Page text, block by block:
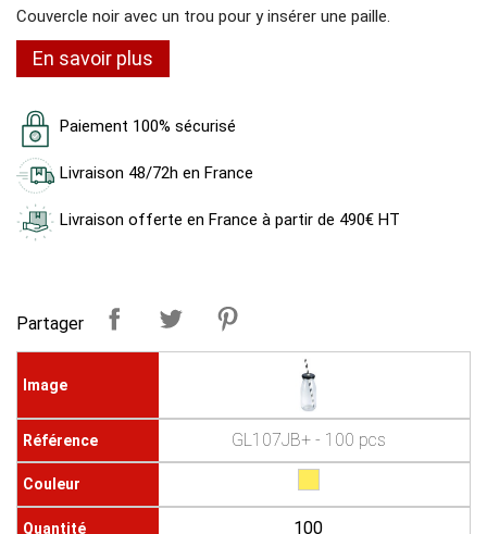
Couvercle noir avec un trou pour y insérer une paille.
En savoir plus
Paiement 100% sécurisé
Livraison 48/72h en France
Livraison offerte en France à partir de 490€ HT
Partager
GL107JB+ - 100 pcs
100